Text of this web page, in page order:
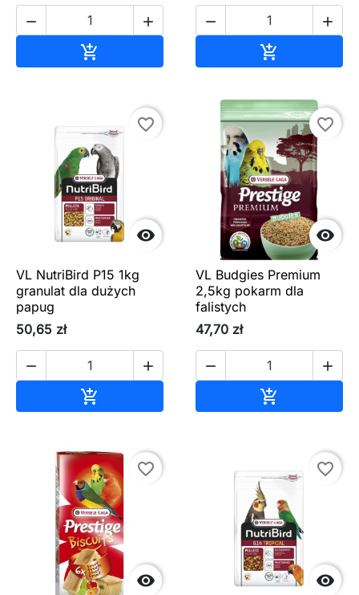
 

 


favorite_border
VL NutriBird P15 1kg
granulat dla dużych
papug
50,65 zł
 


favorite_border
VL Budgies Premium
2,5kg pokarm dla
falistych
47,70 zł
 


favorite_border

favorite_border